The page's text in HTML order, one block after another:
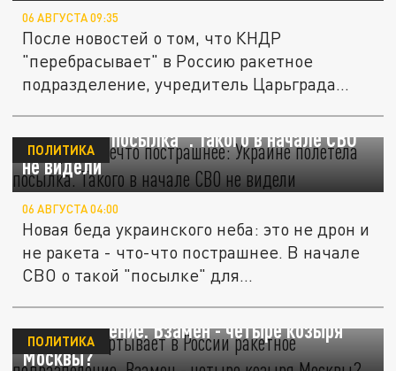
06 АВГУСТА 09:35
После новостей о том, что КНДР
"перебрасывает" в Россию ракетное
подразделение, учредитель Царьграда...
Ни дрон – нечто пострашнее: Украине
полетела "посылка". Такого в начале СВО
не видели
ПОЛИТИКА
06 АВГУСТА 04:00
Новая беда украинского неба: это не дрон и
не ракета - что-что пострашнее. В начале
СВО о такой "посылке" для...
КНДР "развёртывает" в России ракетное
подразделение. Взамен - четыре козыря
Москвы?
ПОЛИТИКА